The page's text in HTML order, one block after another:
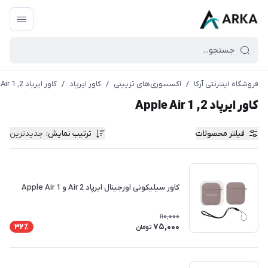
فروشگاه اینترنتی آرکا / اکسسوری‌های تزیینی / کاور ایرپاد / کاور ایرپاد Apple Air 1 ,2
کاور ایرپاد Apple Air 1 ,2
فیلتر محصولات ترتیب نمایش: جدیدترین
کاور سیلیکونی اورجینال ایرپاد Air 2 و Apple Air 1
110,000
75,000 تومان 32٪